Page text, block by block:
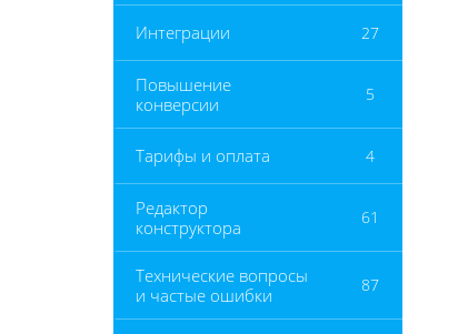
Интеграции 27
Повышение
конверсии
5
Тарифы и оплата 4
Редактор
конструктора
61
Технические вопросы
и частые ошибки
87